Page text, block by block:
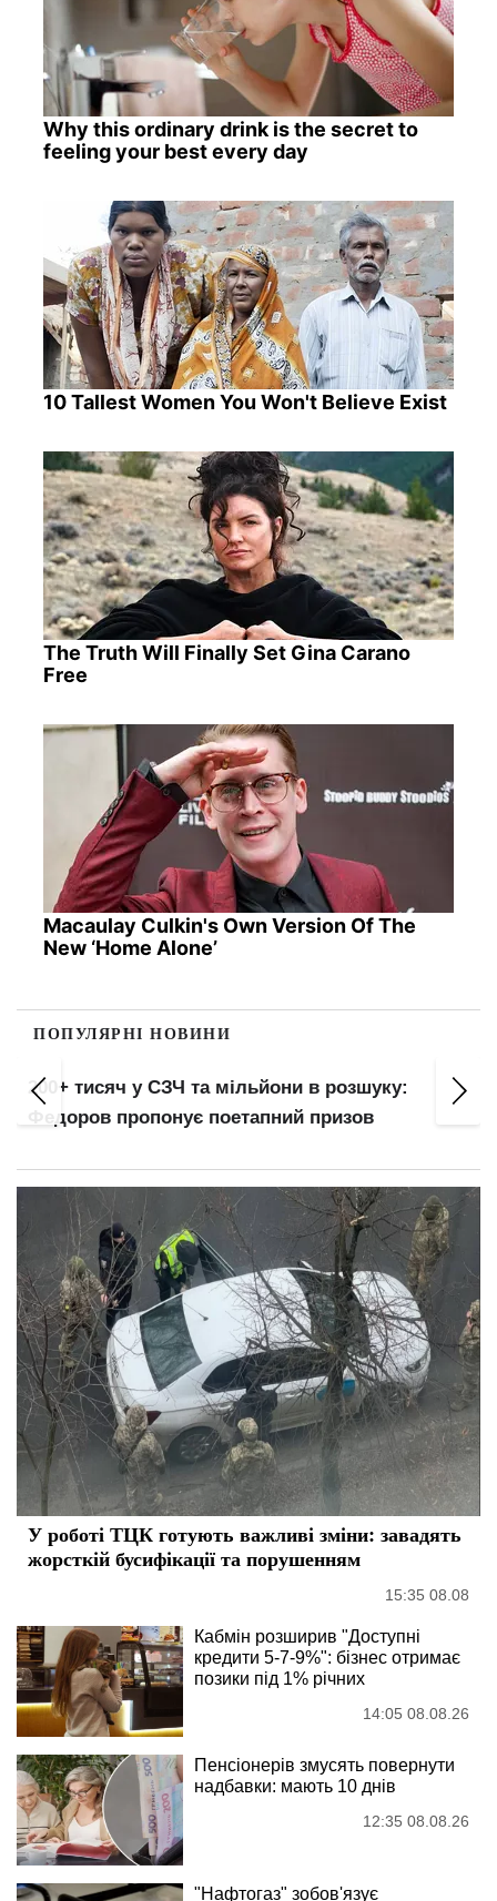
Why this ordinary drink is the secret to
feeling your best every day
10 Tallest Women You Won't Believe Exist
The Truth Will Finally Set Gina Carano
Free
Macaulay Culkin's Own Version Of The
New ‘Home Alone’
ПОПУЛЯРНІ НОВИНИ
200+ тисяч у СЗЧ та мільйони в розшуку:
Федоров пропонує поетапний призов
У роботі ТЦК готують важливі зміни: завадять
жорсткій бусифікації та порушенням
15:35 08.08
Кабмін розширив "Доступні
кредити 5-7-9%": бізнес отримає
позики під 1% річних
14:05 08.08.26
Пенсіонерів змусять повернути
надбавки: мають 10 днів
12:35 08.08.26
"Нафтогаз" зобов'язує